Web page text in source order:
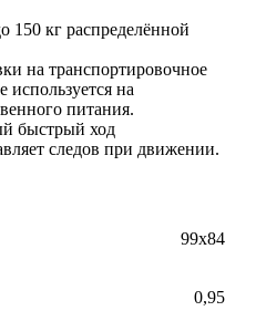
150 кг распределённой
на транспортировочное
используется на
питания.
быстрый ход
следов при движении.
99х84
0,95